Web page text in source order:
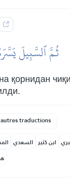
ثُمَّ ٱلسَّبِيلَ
қорнидан
traductions
السعدي ابن كثير